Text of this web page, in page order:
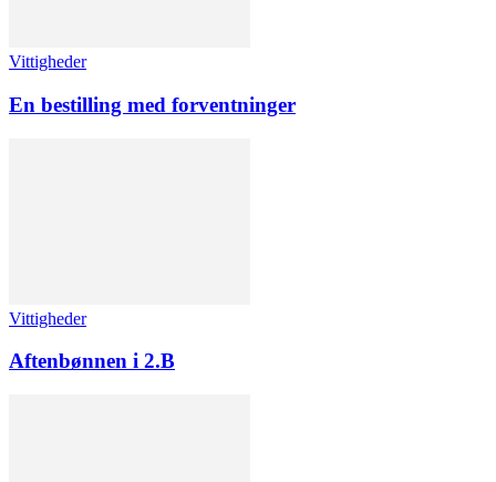
Vittigheder
En bestilling med forventninger
Vittigheder
Aftenbønnen i 2.B